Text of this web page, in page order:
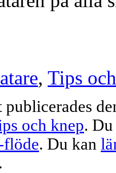
, Tips
och knep.
flöde. Du kan